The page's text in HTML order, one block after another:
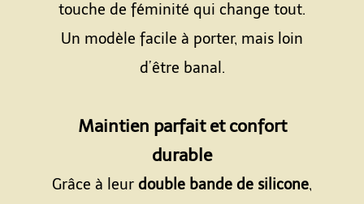
touche de féminité qui change tout.
Un modèle facile à porter, mais loin
d’être banal.
Maintien parfait et confort
durable
Grâce à leur double bande de silicone,